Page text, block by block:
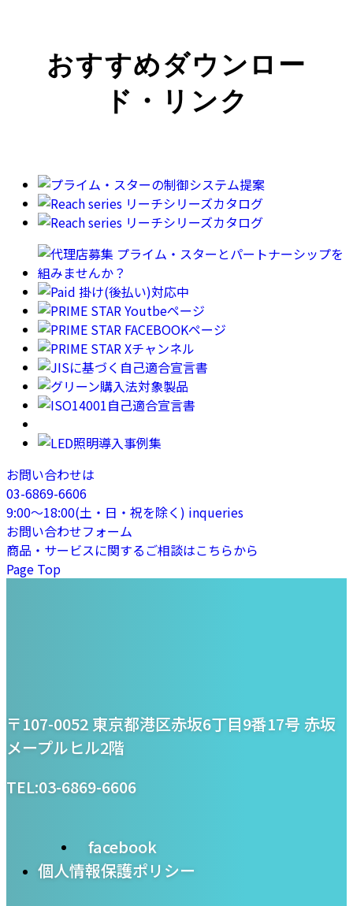
おすすめダウンロー
ド・リンク
お問い合わせは
03-6869-6606
9:00〜18:00(土・日・祝を除く) inqueries
お問い合わせフォーム
商品・サービスに関するご相談はこちらから
Page Top
会社
〒107-0052 東京都港区赤坂6丁目9番17号 赤坂
メープルヒル2階
TEL:03-6869-6606
facebook
個人情報保護ポリシー